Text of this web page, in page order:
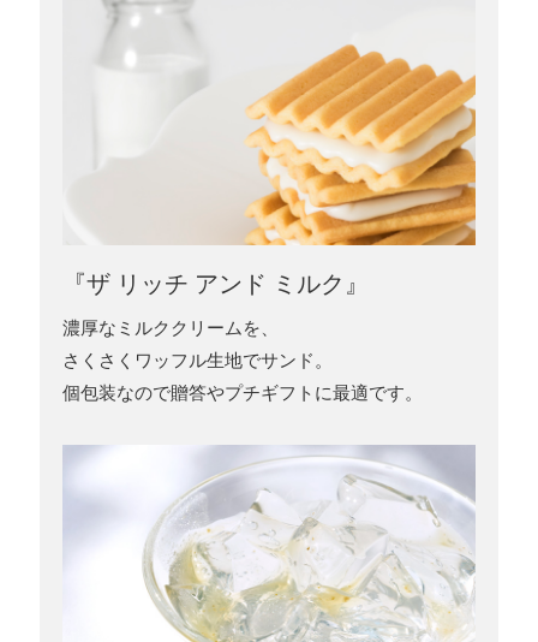
『ザ リッチ アンド ミルク』
濃厚なミルククリームを、
さくさくワッフル生地でサンド。
個包装なので贈答やプチギフトに最適です。